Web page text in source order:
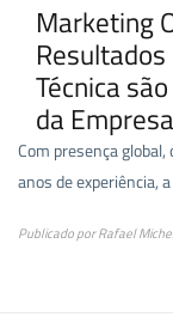
Marketing
Técnica
da Empresa
Com presença
anos de experiência,
Publicado porRafael